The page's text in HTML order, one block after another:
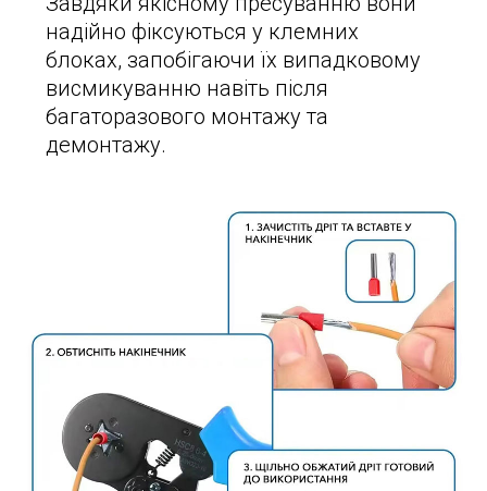
надійно фіксуються у клемних
блоках, запобігаючи їх випадковому
висмикуванню навіть після
багаторазового монтажу та
демонтажу.